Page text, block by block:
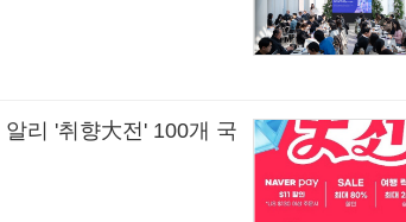
리 '취향大전' 100개 국